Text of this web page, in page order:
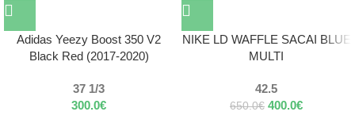
Adidas Yeezy Boost 350 V2
Black Red (2017-2020)
37 1/3
300.0€
NIKE LD WAFFLE SACAI BLUE
MULTI
42.5
650.0€ 400.0€